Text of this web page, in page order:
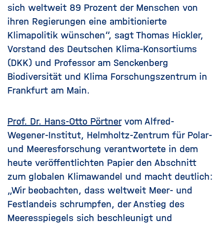
sich weltweit 89 Prozent der Menschen von
ihren Regierungen eine ambitionierte
Klimapolitik wünschen“, sagt Thomas Hickler,
Vorstand des Deutschen Klima-Konsortiums
(DKK) und Professor am Senckenberg
Biodiversität und Klima Forschungszentrum in
Frankfurt am Main.
Prof. Dr. Hans-Otto Pörtnervom Alfred-
Wegener-Institut, Helmholtz-Zentrum für Polar-
und Meeresforschung verantwortete in dem
heute veröffentlichten Papier den Abschnitt
zum globalen Klimawandel und macht deutlich:
„Wir beobachten, dass weltweit Meer- und
Festlandeis schrumpfen, der Anstieg des
Meeresspiegels sich beschleunigt und